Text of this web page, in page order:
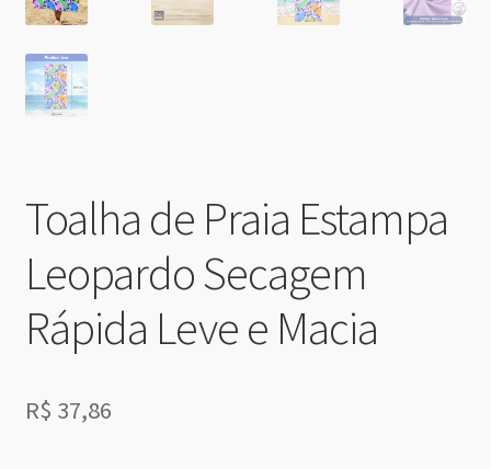
Toalha de Praia Estampa
Leopardo Secagem
Rápida Leve e Macia
R$ 37,86